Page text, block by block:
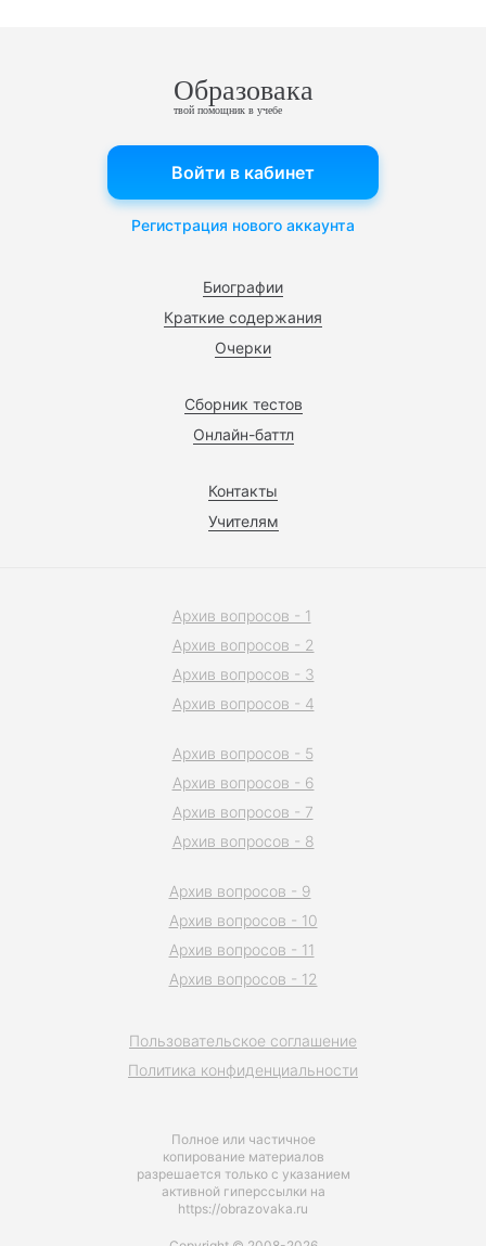
Образовака
твой помощник в учебе
Биографии
Краткие содержания
Очерки
Сборник тестов
Онлайн-баттл
Контакты
Учителям
Войти в кабинет
Регистрация нового аккаунта
Полное или частичное
копирование материалов
разрешается только с указанием
активной гиперссылки на
https://obrazovaka.ru
Пользовательское соглашение
Политика конфиденциальности
Архив вопросов - 1
Архив вопросов - 2
Архив вопросов - 3
Архив вопросов - 4
Архив вопросов - 5
Архив вопросов - 6
Архив вопросов - 7
Архив вопросов - 8
Архив вопросов - 9
Архив вопросов - 10
Архив вопросов - 11
Архив вопросов - 12